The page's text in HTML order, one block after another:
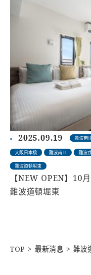
2025.09.19 難波南
大阪日本橋 難波南Ⅱ 難波
難波道頓堀東
【NEW OPEN】10
難波道頓堀東
TOP 最新消息 難波